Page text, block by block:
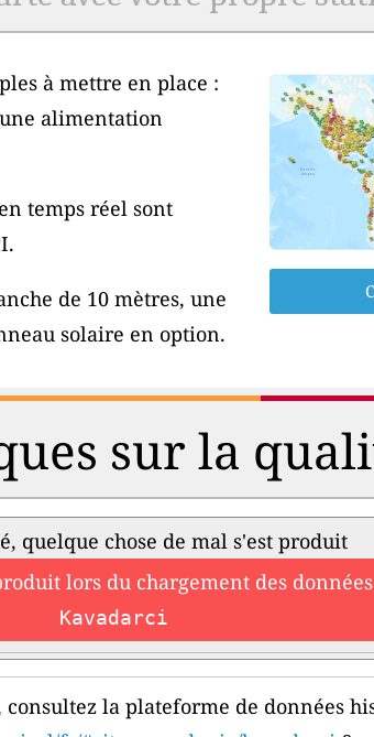
à mettre en place :
alimentation
temps réel sont
de 10 mètres, une
solaire en option.
sur la
quelque chose de mal s'est produit
lors du chargement des
Kavadarci
la plateforme de données